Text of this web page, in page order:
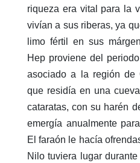
riqueza era vital para la
vivían a sus riberas, ya
limo fértil en sus
Hep proviene del
asociado a la región de
que residía en una
cataratas, con su harén
emergía anualmente
El faraón le hacía
Nilo tuviera lugar